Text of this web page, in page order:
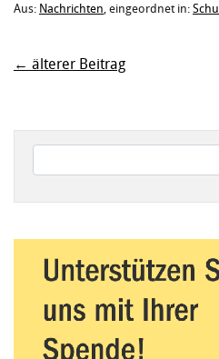
Aus: Nachrichten, eingeordnet in:
← älterer Beitrag
Wenn die Ergebnisse der